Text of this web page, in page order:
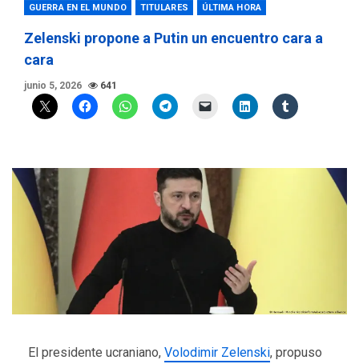
GUERRA EN EL MUNDO TITULARES ÚLTIMA HORA
Zelenski propone a Putin un encuentro cara a
cara
junio 5, 2026 641
El presidente ucraniano, Volodimir Zelenski, propuso